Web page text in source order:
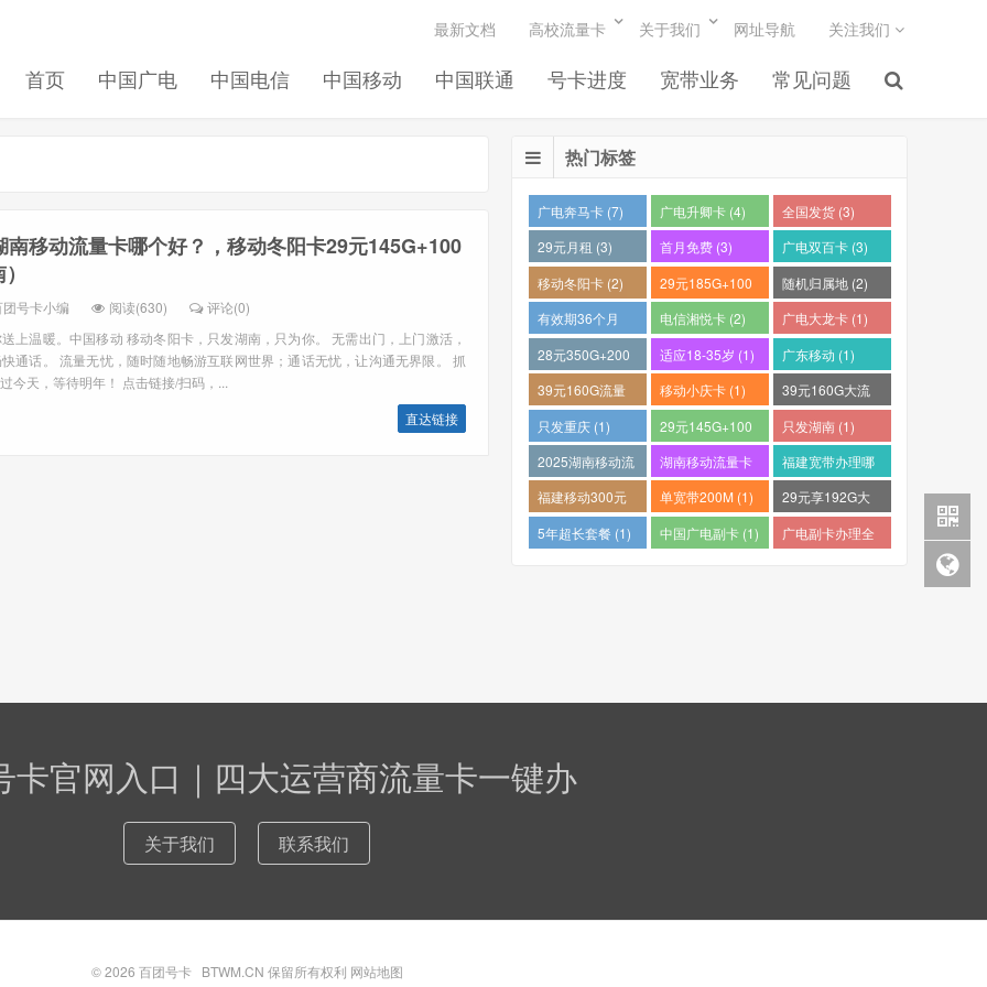
首页 中国广电 中国电信 中国移动 中国联通 号卡进度 宽带业务 常见问题
最新文档 高校流量卡 关于我们 网址导航 关注我们
南移动流量卡哪个好？，移动冬阳卡29元145G+100
团号卡小编 阅读(630)
评论(0)
上温暖。中国移动 移动冬阳卡，只发湖南，只为你。 无需出门，上门激活，
通话。 流量无忧，随时随地畅游互联网世界；通话无忧，让沟通无界限。 抓
今天，等待明年！ 点击链接/扫码，...
直达链接
热门标签
广电奔马卡 (7) 广电升卿卡 (4)
全国发货 (3)
29元月租 (3)
首月免费 (3)
广电双百卡 (3)
移动冬阳卡 (2)
29元185G+100
分钟 (2)
随机归属地 (2)
有效期36个月
(2)
电信湘悦卡 (2)
广电大龙卡 (1)
28元350G+200
分钟 (1)
适应18-35岁 (1)
广东移动 (1)
39元160G流量
卡 (1)
移动小庆卡 (1)
39元160G大流
量电话卡 (1)
只发重庆 (1)
29元145G+100
分钟 (1)
只发湖南 (1)
2025湖南移动流
量卡哪个好 (1)
湖南移动流量卡
推荐 (1)
福建宽带办理哪
个最便宜 (1)
福建移动300元
包1年 (1)
单宽带200M (1)
29元享192G大
流量 (1)
5年超长套餐 (1) 中国广电副卡 (1)
广电副卡办理全
卡官网入口｜四大运营商流量卡一键办
关于我们 联系我们
© 2026 百团号卡BTWM.CN 保留所有权利 网站地图